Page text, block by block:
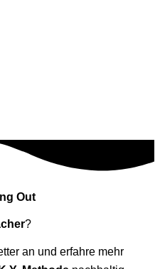
Out
?
an und erfahre mehr